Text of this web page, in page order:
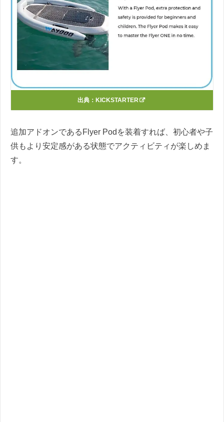
出典： KICKSTARTER
追加アドオンであるFlyer Podを装着すれば、初心者や子
供もより安定感がある状態でアクティビティが楽しめま
す。